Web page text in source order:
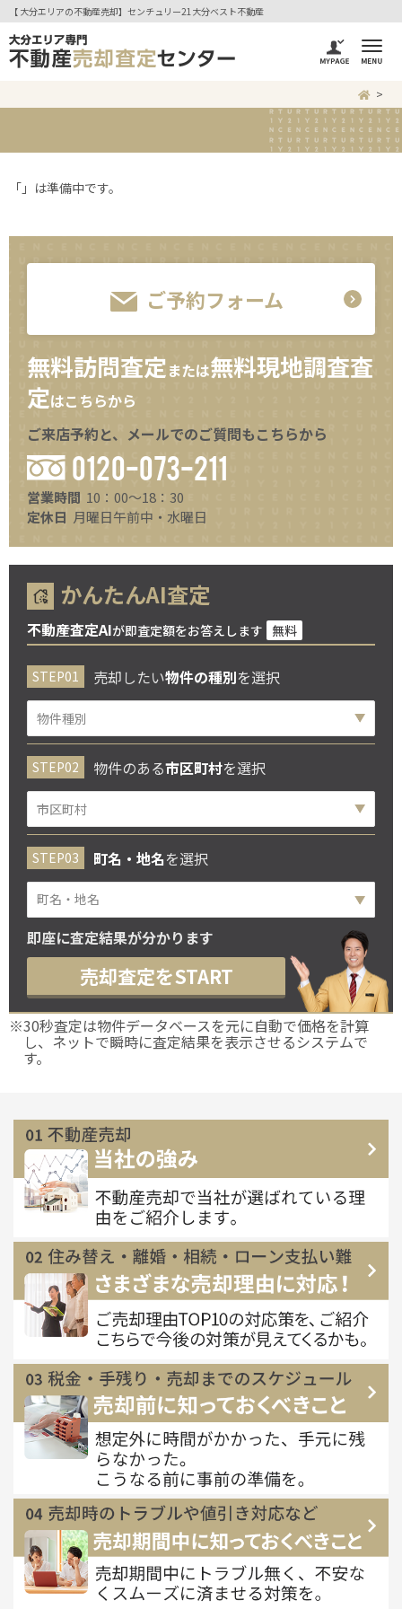
【 大分エリアの不動産売却】センチュリー21大分ベスト不動産
「」は準備中です。
ご予約フォーム
無料訪問査定または無料現地調査査
定はこちらから
ご来店予約と、メールでのご質問もこちらから
0120-073-211
営業時間 10：00～18：30
定休日 月曜日午前中・水曜日
かんたんAI査定
不動産査定AIが即査定額をお答えします 無料
売却したい物件の種別を選択
物件のある市区町村を選択
町名・地名を選択
町名・地名
即座に査定結果が分かります
売却査定をSTART
※30秒査定は物件データベースを元に自動で価格を計算
し、ネットで瞬時に査定結果を表示させるシステムで
す。